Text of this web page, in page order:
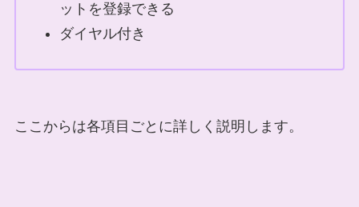
ットを登録できる
ダイヤル付き
ここからは各項目ごとに詳しく説明します。